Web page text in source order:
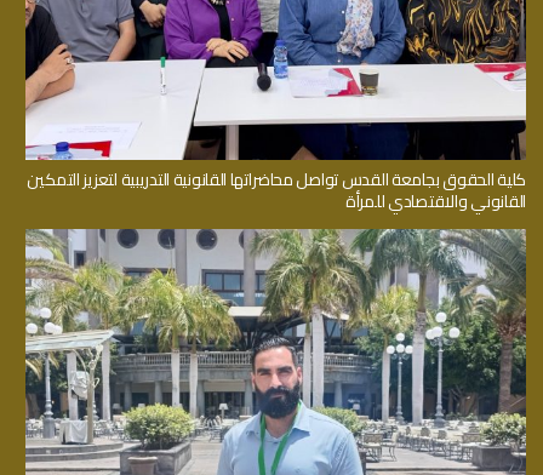
كلية الحقوق بجامعة القدس تواصل محاضراتها القانونية التدريبية لتعزيز التمكين
القانوني والاقتصادي للمرأة